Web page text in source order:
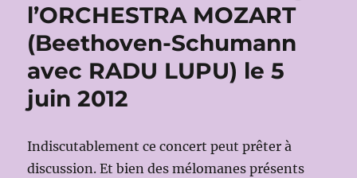
l’ORCHESTRA MOZART
(Beethoven-Schumann
avec RADU LUPU) le 5
juin 2012
Indiscutablement ce concert peut prêter à
discussion. Et bien des mélomanes présents